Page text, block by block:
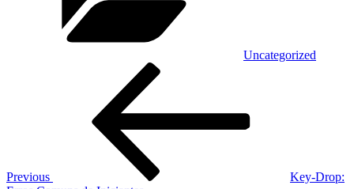
Uncategorized
Previous
Key-Drop: